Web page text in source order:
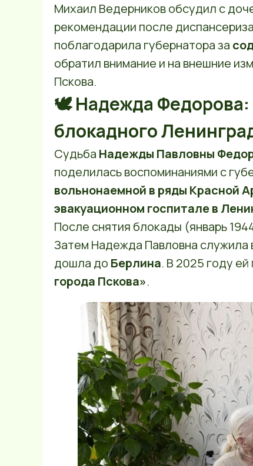
Михаил Ведерников обсудил с
рекомендации после
поблагодарила губернатора за
обратил внимание и на внешние
Пскова.
🕊 Надежда Федорова:
блокадного
Судьба Надежды Павловны
поделилась воспоминаниями с
вольнонаемной в ряды Красной
эвакуационном госпитале в
После снятия блокады (январь
Затем Надежда Павловна служила
дошла до Берлина. В 2025 году
города Пскова».